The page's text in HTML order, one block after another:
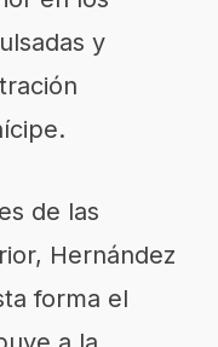
y
de las
Hernández
forma el